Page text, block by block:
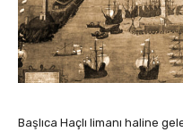
Başlıca Haçlı limanı haline